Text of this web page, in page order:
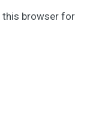
this browser for